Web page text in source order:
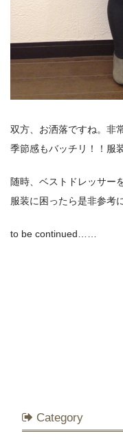
双方、お洒落ですね。非
季節感もバッチリ！！服
随時、ベストドレッサー
服装に困ったら是非参考
to be continued……
Category